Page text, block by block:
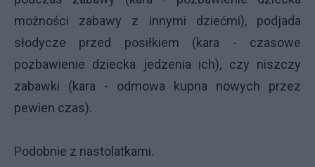
możności zabawy z innymi dziećmi), podjada
słodycze przed posiłkiem (kara - czasowe
pozbawienie dziecka jedzenia ich), czy niszczy
zabawki (kara - odmowa kupna nowych przez
pewien czas).
Podobnie z nastolatkami.